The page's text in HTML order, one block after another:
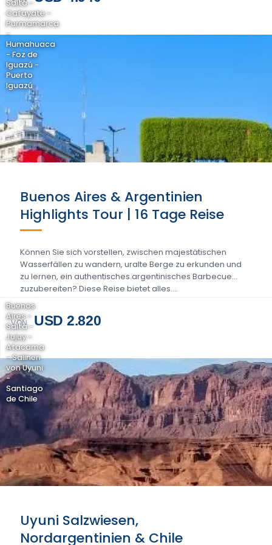
Salta -
Cafayate -
Purmamarca
-
Humahuaca
- Foz de
Iguazú -
Puerto
Iguazú
Buenos Aires & Argentinien
Highlights Tour | 16 Tage Reise
Können Sie sich vorstellen, zwischen majestätischen
Wasserfällen zu wandern, uralte Berge zu erkunden und
zu lernen, ein authentisches argentinisches Barbecue
zuzubereiten? Diese Reise bietet alles....
VON USD 2.820
Buenos
Aires -
Salta -
Jujuy -
Atacama
- Salinen
von Uyuni
-
Santiago
de Chile
Uyuni Salzwiesen,
Nordargentinien & Chile